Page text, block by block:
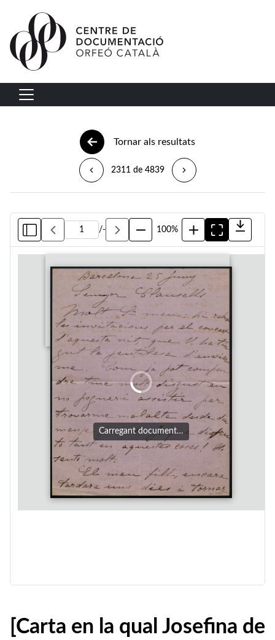
Vés al contingut
Navegació principal
Tornar als resultats
2311 de 4839
/- 100%
Carregant document…
[Carta en la qual Josefina de